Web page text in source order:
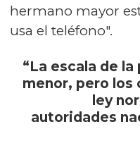
hermano mayor
usa el teléfono".
“La escala de
menor, pero los
ley
autoridades